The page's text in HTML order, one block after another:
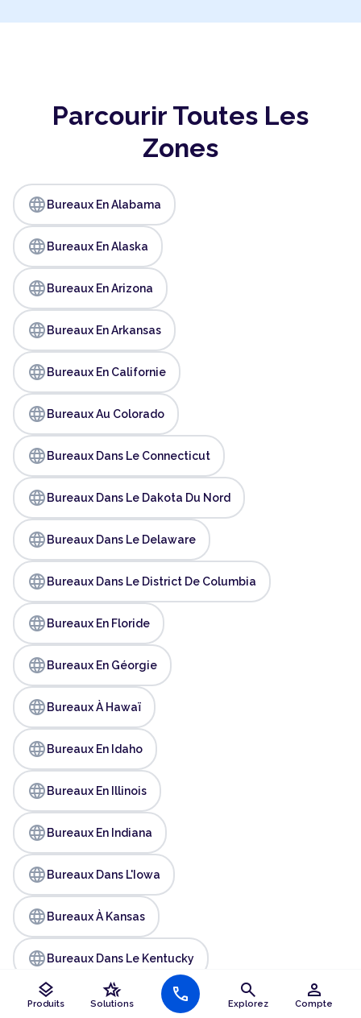
layers
Produits
hotel_class
Solutions call search
Explorez
person
Compte
Parcourir Toutes Les
Zones
language Bureaux En Alabama
language Bureaux En Alaska
language Bureaux En Arizona
language Bureaux En Arkansas
language Bureaux En Californie
language Bureaux Au Colorado
language Bureaux Dans Le Connecticut
language Bureaux Dans Le Dakota Du Nord
language Bureaux Dans Le Delaware
language Bureaux Dans Le District De Columbia
language Bureaux En Floride
language Bureaux En Géorgie
language Bureaux À Hawaï
language Bureaux En Idaho
language Bureaux En Illinois
language Bureaux En Indiana
language Bureaux Dans L'Iowa
language Bureaux À Kansas
language Bureaux Dans Le Kentucky
languageBureaux En Louisiane